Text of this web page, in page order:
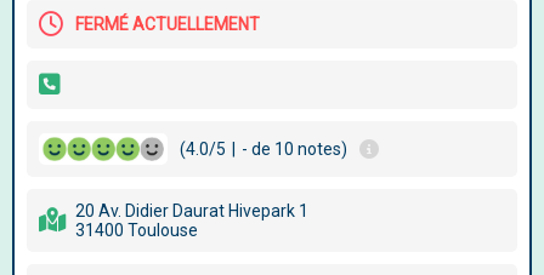
FERMÉ ACTUELLEMENT
(4.0/5 - de 10 notes)
20 Av. Didier Daurat Hivepark 1
31400 Toulouse